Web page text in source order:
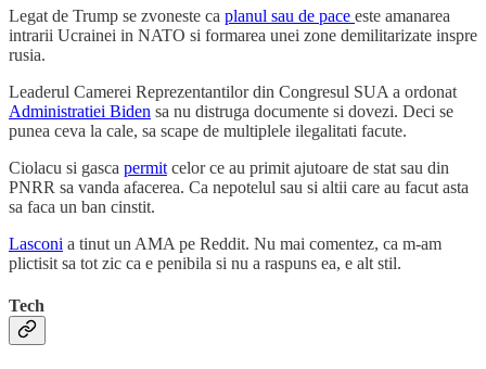
Legat de Trump se zvoneste ca planul sau de pace este amanarea
intrarii Ucrainei in NATO si formarea unei zone demilitarizate inspre
rusia.
Leaderul Camerei Reprezentantilor din Congresul SUA a ordonat
Administratiei Biden sa nu distruga documente si dovezi. Deci se
punea ceva la cale, sa scape de multiplele ilegalitati facute.
Ciolacu si gasca permit celor ce au primit ajutoare de stat sau din
PNRR sa vanda afacerea. Ca nepotelul sau si altii care au facut asta
sa faca un ban cinstit.
Lasconi a tinut un AMA pe Reddit. Nu mai comentez, ca m-am
plictisit sa tot zic ca e penibila si nu a raspuns ea, e alt stil.
Tech